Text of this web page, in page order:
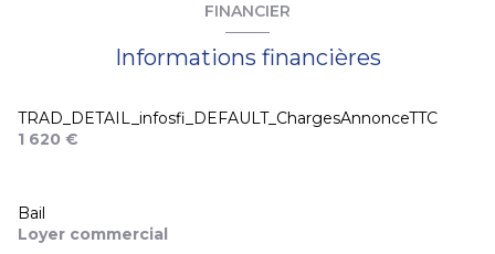
FINANCIER
Informations financières
TRAD_DETAIL_infosfi_DEFAULT_ChargesAnnonceTTC
1 620 €
Bail
Loyer commercial